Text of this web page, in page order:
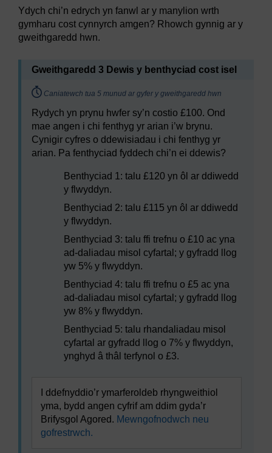
Ydych chi’n edrych yn fanwl ar y manylion wrth
gymharu cost cynnyrch amgen? Rhowch gynnig ar y
gweithgaredd hwn.
Gweithgaredd 3 Dewis y benthyciad cost isel
Timing:
Caniatewch tua 5 munud ar gyfer y gweithgaredd hwn
Rydych yn prynu hwfer sy’n costio £100. Ond
mae angen i chi fenthyg yr arian i’w brynu.
Cynigir cyfres o ddewisiadau i chi fenthyg yr
arian. Pa fenthyciad fyddech chi’n ei ddewis?
Benthyciad 1: talu £120 yn ôl ar ddiwedd
y flwyddyn.
Benthyciad 2: talu £115 yn ôl ar ddiwedd
y flwyddyn.
Benthyciad 3: talu ffi trefnu o £10 ac yna
ad-daliadau misol cyfartal; y gyfradd llog
yw 5% y flwyddyn.
Benthyciad 4: talu ffi trefnu o £5 ac yna
ad-daliadau misol cyfartal; y gyfradd llog
yw 8% y flwyddyn.
Benthyciad 5: talu rhandaliadau misol
cyfartal ar gyfradd llog o 7% y flwyddyn,
ynghyd â thâl terfynol o £3.
I ddefnyddio’r ymarferoldeb rhyngweithiol
yma, bydd angen cyfrif am ddim gyda’r
Brifysgol Agored. Mewngofnodwch neu
gofrestrwch.